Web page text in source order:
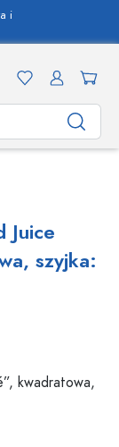
i
Juice
szyjka: